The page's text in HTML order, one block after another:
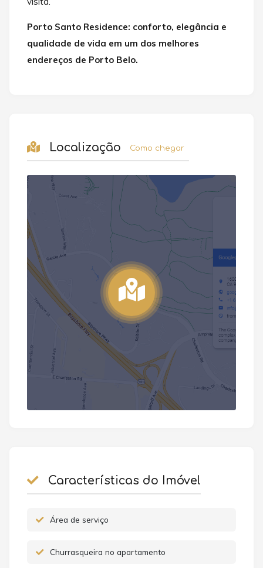
Porto Santo Residence: conforto, elegância e
qualidade de vida em um dos melhores
endereços de Porto Belo.
Localização Como chegar
Características do Imóvel
Área de serviço
Churrasqueira no apartamento